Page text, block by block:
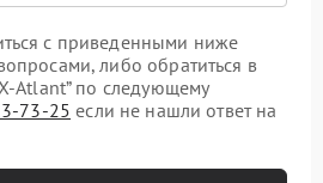
с приведенными ниже
либо обратиться в
Atlant” по следующему
73-25 если не нашли ответ на